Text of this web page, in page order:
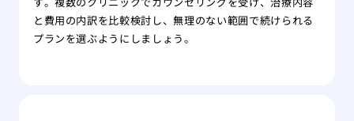
と費用の内訳を比較検討し、無理のない範囲で続けられる
プランを選ぶようにしましょう。